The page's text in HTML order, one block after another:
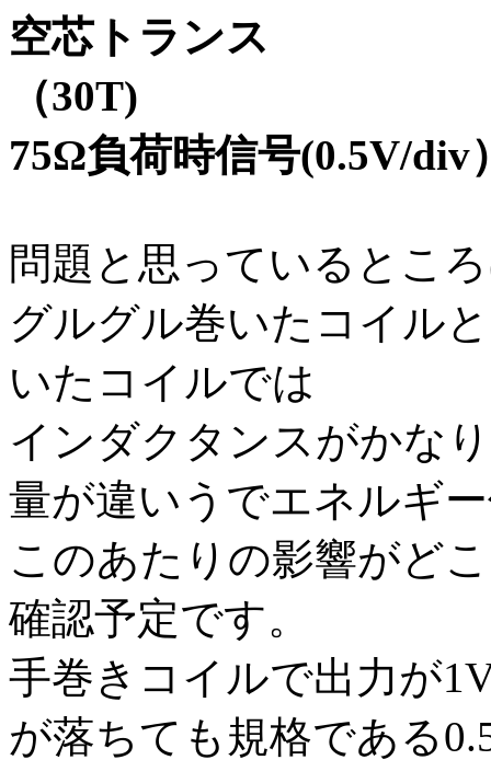
空芯トランス
（
75Ω負荷時信号(0.5V/div
問題と思っているとこ
グルグル巻いたコイル
いたコイルでは
インダクタンスがかな
量が違いうでエネルギ
このあたりの影響がど
確認予定です。
手巻きコイルで出力が
が落ちても規格である